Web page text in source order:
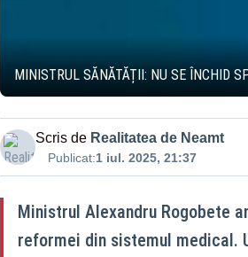
MINISTRUL SĂNĂTĂȚII: NU SE ÎNCHID
Scris de Realitatea de Neamt
Publicat:1 iul. 2025, 21:37
Ministrul Alexandru Rogobete
reformei din sistemul medical.